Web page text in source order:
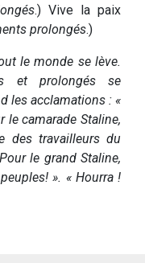
.) Vive la paix
prolongés.)
le monde se lève.
et prolongés se
les acclamations : «
le camarade Staline,
des travailleurs du
le grand Staline,
». « Hourra !